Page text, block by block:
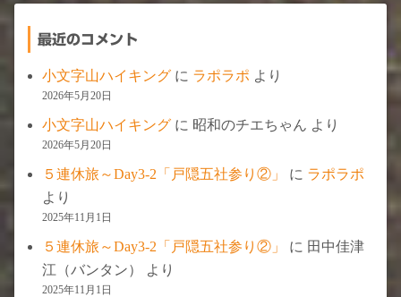
最近のコメント
小文字山ハイキング に ラポラポ より
2026年5月20日
小文字山ハイキング に 昭和のチエちゃん より
2026年5月20日
５連休旅～Day3-2「戸隠五社参り②」 に ラポラポ
より
2025年11月1日
５連休旅～Day3-2「戸隠五社参り②」 に 田中佳津
江（バンタン）
より
2025年11月1日